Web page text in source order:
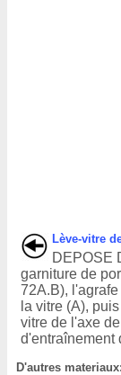
Lève-vitre
DEPOSE
garniture de
72A.B),
la vitre (A),
vitre de l'axe
d'entraînement
D'autres materiaux: